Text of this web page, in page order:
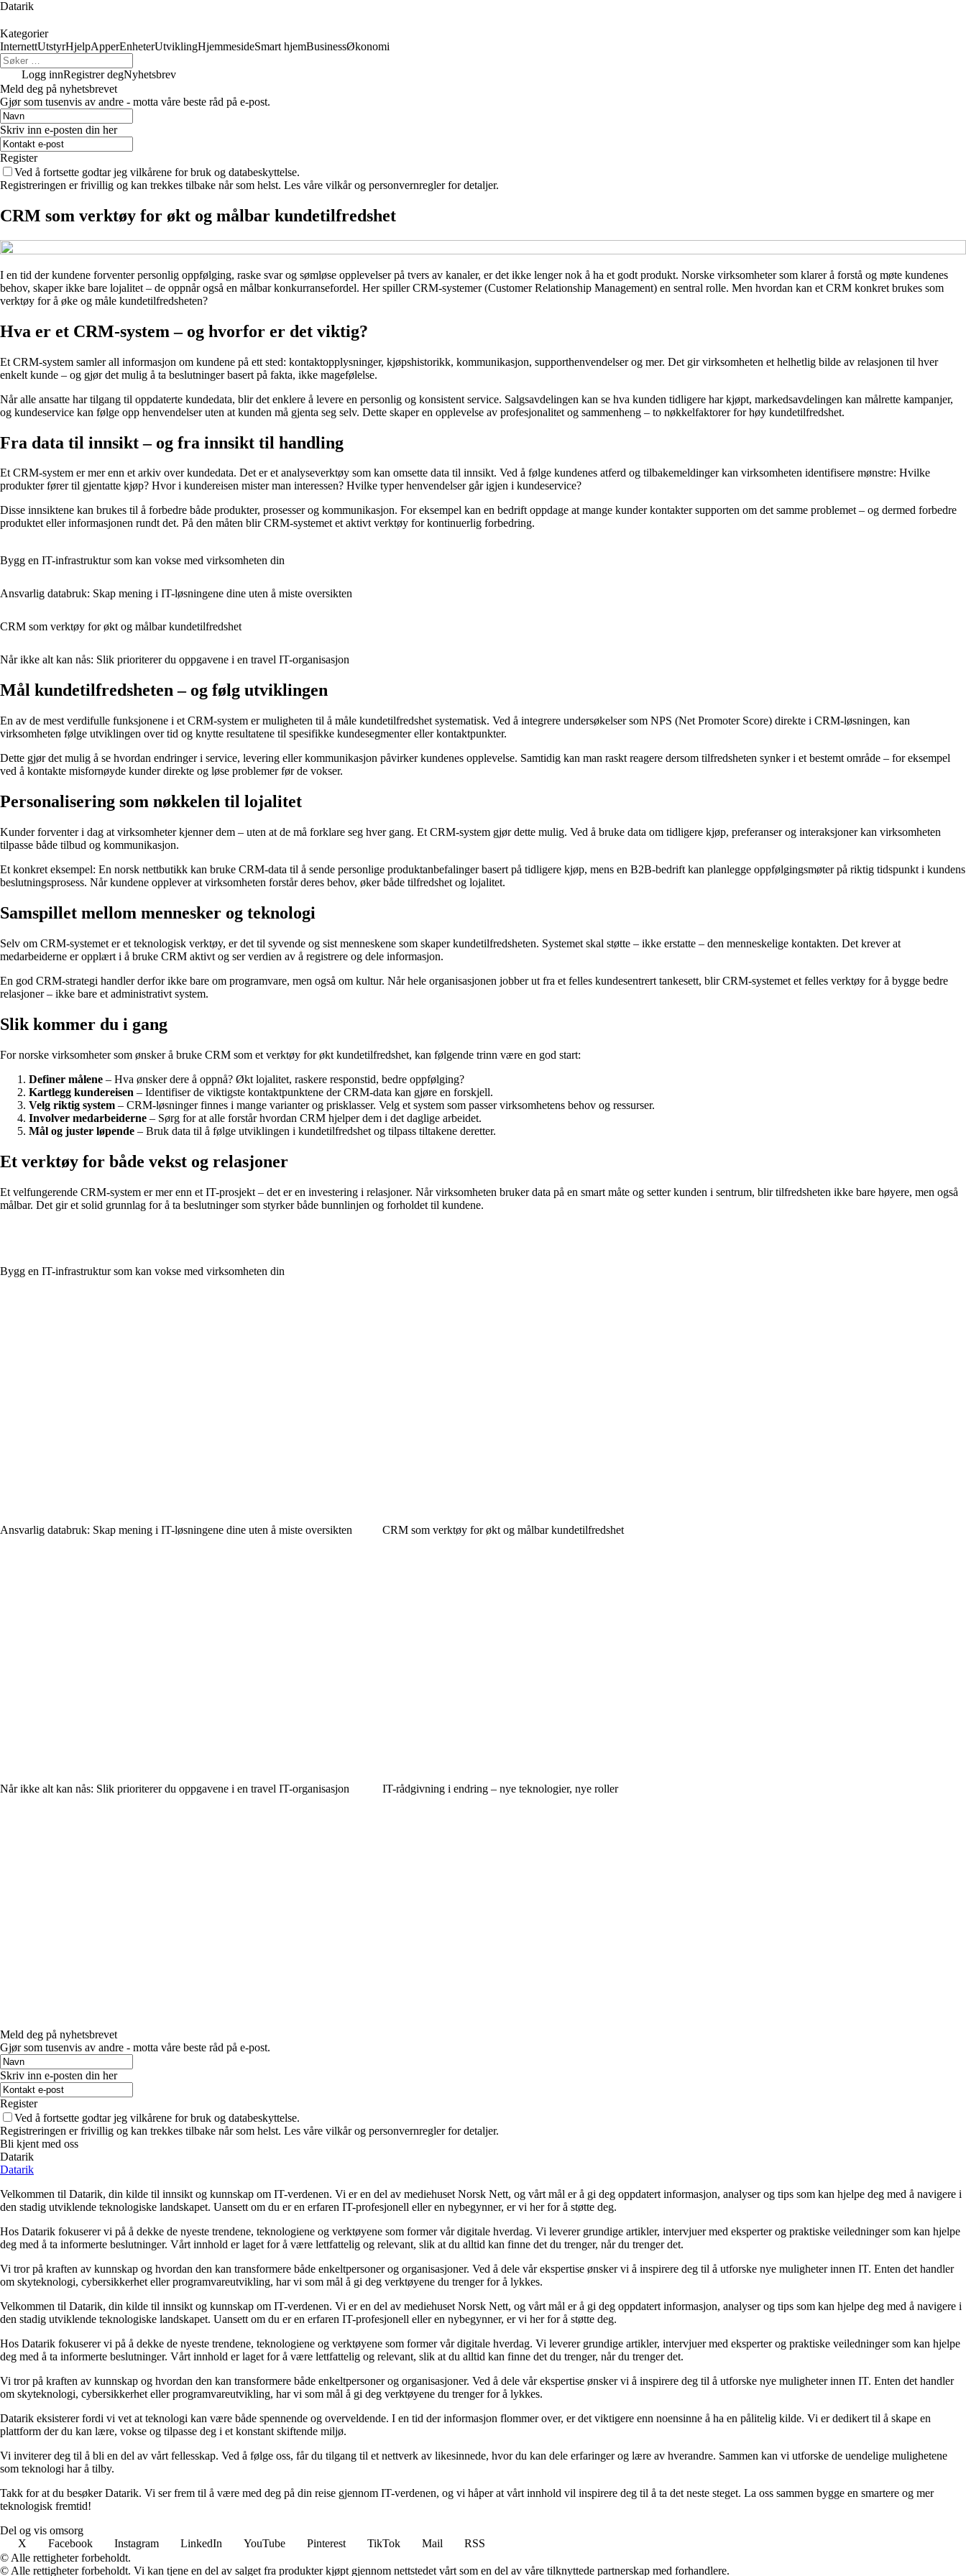
Datarik
Kategorier
InternettUtstyrHjelpApperEnheterUtviklingHjemmesideSmart hjemBusinessØkonomi
Logg innRegistrer degNyhetsbrev
Meld deg på nyhetsbrevet
Gjør som tusenvis av andre - motta våre beste råd på e-post.
Skriv inn e-posten din her
Register
Ved å fortsette godtar jeg vilkårene for bruk og databeskyttelse.
Registreringen er frivillig og kan trekkes tilbake når som helst. Les våre vilkår og personvernregler for detaljer.
CRM som verktøy for økt og målbar kundetilfredshet
I en tid der kundene forventer personlig oppfølging, raske svar og sømløse opplevelser på tvers av kanaler, er det ikke lenger nok å ha et godt produkt. Norske virksomheter som klarer å forstå og møte kundenes
behov, skaper ikke bare lojalitet – de oppnår også en målbar konkurransefordel. Her spiller CRM-systemer (Customer Relationship Management) en sentral rolle. Men hvordan kan et CRM konkret brukes som
verktøy for å øke og måle kundetilfredsheten?
Hva er et CRM-system – og hvorfor er det viktig?
Et CRM-system samler all informasjon om kundene på ett sted: kontaktopplysninger, kjøpshistorikk, kommunikasjon, supporthenvendelser og mer. Det gir virksomheten et helhetlig bilde av relasjonen til hver
enkelt kunde – og gjør det mulig å ta beslutninger basert på fakta, ikke magefølelse.
Når alle ansatte har tilgang til oppdaterte kundedata, blir det enklere å levere en personlig og konsistent service. Salgsavdelingen kan se hva kunden tidligere har kjøpt, markedsavdelingen kan målrette kampanjer,
og kundeservice kan følge opp henvendelser uten at kunden må gjenta seg selv. Dette skaper en opplevelse av profesjonalitet og sammenheng – to nøkkelfaktorer for høy kundetilfredshet.
Fra data til innsikt – og fra innsikt til handling
Et CRM-system er mer enn et arkiv over kundedata. Det er et analyseverktøy som kan omsette data til innsikt. Ved å følge kundenes atferd og tilbakemeldinger kan virksomheten identifisere mønstre: Hvilke
produkter fører til gjentatte kjøp? Hvor i kundereisen mister man interessen? Hvilke typer henvendelser går igjen i kundeservice?
Disse innsiktene kan brukes til å forbedre både produkter, prosesser og kommunikasjon. For eksempel kan en bedrift oppdage at mange kunder kontakter supporten om det samme problemet – og dermed forbedre
produktet eller informasjonen rundt det. På den måten blir CRM-systemet et aktivt verktøy for kontinuerlig forbedring.
Bygg en IT-infrastruktur som kan vokse med virksomheten din
Ansvarlig databruk: Skap mening i IT-løsningene dine uten å miste oversikten
CRM som verktøy for økt og målbar kundetilfredshet
Når ikke alt kan nås: Slik prioriterer du oppgavene i en travel IT-organisasjon
Mål kundetilfredsheten – og følg utviklingen
En av de mest verdifulle funksjonene i et CRM-system er muligheten til å måle kundetilfredshet systematisk. Ved å integrere undersøkelser som NPS (Net Promoter Score) direkte i CRM-løsningen, kan
virksomheten følge utviklingen over tid og knytte resultatene til spesifikke kundesegmenter eller kontaktpunkter.
Dette gjør det mulig å se hvordan endringer i service, levering eller kommunikasjon påvirker kundenes opplevelse. Samtidig kan man raskt reagere dersom tilfredsheten synker i et bestemt område – for eksempel
ved å kontakte misfornøyde kunder direkte og løse problemer før de vokser.
Personalisering som nøkkelen til lojalitet
Kunder forventer i dag at virksomheter kjenner dem – uten at de må forklare seg hver gang. Et CRM-system gjør dette mulig. Ved å bruke data om tidligere kjøp, preferanser og interaksjoner kan virksomheten
tilpasse både tilbud og kommunikasjon.
Et konkret eksempel: En norsk nettbutikk kan bruke CRM-data til å sende personlige produktanbefalinger basert på tidligere kjøp, mens en B2B-bedrift kan planlegge oppfølgingsmøter på riktig tidspunkt i kundens
beslutningsprosess. Når kundene opplever at virksomheten forstår deres behov, øker både tilfredshet og lojalitet.
Samspillet mellom mennesker og teknologi
Selv om CRM-systemet er et teknologisk verktøy, er det til syvende og sist menneskene som skaper kundetilfredsheten. Systemet skal støtte – ikke erstatte – den menneskelige kontakten. Det krever at
medarbeiderne er opplært i å bruke CRM aktivt og ser verdien av å registrere og dele informasjon.
En god CRM-strategi handler derfor ikke bare om programvare, men også om kultur. Når hele organisasjonen jobber ut fra et felles kundesentrert tankesett, blir CRM-systemet et felles verktøy for å bygge bedre
relasjoner – ikke bare et administrativt system.
Slik kommer du i gang
For norske virksomheter som ønsker å bruke CRM som et verktøy for økt kundetilfredshet, kan følgende trinn være en god start:
Definer målene – Hva ønsker dere å oppnå? Økt lojalitet, raskere responstid, bedre oppfølging?
Kartlegg kundereisen – Identifiser de viktigste kontaktpunktene der CRM-data kan gjøre en forskjell.
Velg riktig system – CRM-løsninger finnes i mange varianter og prisklasser. Velg et system som passer virksomhetens behov og ressurser.
Involver medarbeiderne – Sørg for at alle forstår hvordan CRM hjelper dem i det daglige arbeidet.
Mål og juster løpende – Bruk data til å følge utviklingen i kundetilfredshet og tilpass tiltakene deretter.
Et verktøy for både vekst og relasjoner
Et velfungerende CRM-system er mer enn et IT-prosjekt – det er en investering i relasjoner. Når virksomheten bruker data på en smart måte og setter kunden i sentrum, blir tilfredsheten ikke bare høyere, men også
målbar. Det gir et solid grunnlag for å ta beslutninger som styrker både bunnlinjen og forholdet til kundene.
Bygg en IT-infrastruktur som kan vokse med virksomheten din
Ansvarlig databruk: Skap mening i IT-løsningene dine uten å miste oversikten CRM som verktøy for økt og målbar kundetilfredshet
Når ikke alt kan nås: Slik prioriterer du oppgavene i en travel IT-organisasjon IT-rådgivning i endring – nye teknologier, nye roller
Meld deg på nyhetsbrevet
Gjør som tusenvis av andre - motta våre beste råd på e-post.
Skriv inn e-posten din her
Register
Ved å fortsette godtar jeg vilkårene for bruk og databeskyttelse.
Registreringen er frivillig og kan trekkes tilbake når som helst. Les våre vilkår og personvernregler for detaljer.
Bli kjent med oss
Datarik
Datarik
Velkommen til Datarik, din kilde til innsikt og kunnskap om IT-verdenen. Vi er en del av mediehuset Norsk Nett, og vårt mål er å gi deg oppdatert informasjon, analyser og tips som kan hjelpe deg med å navigere i
den stadig utviklende teknologiske landskapet. Uansett om du er en erfaren IT-profesjonell eller en nybegynner, er vi her for å støtte deg.
Hos Datarik fokuserer vi på å dekke de nyeste trendene, teknologiene og verktøyene som former vår digitale hverdag. Vi leverer grundige artikler, intervjuer med eksperter og praktiske veiledninger som kan hjelpe
deg med å ta informerte beslutninger. Vårt innhold er laget for å være lettfattelig og relevant, slik at du alltid kan finne det du trenger, når du trenger det.
Vi tror på kraften av kunnskap og hvordan den kan transformere både enkeltpersoner og organisasjoner. Ved å dele vår ekspertise ønsker vi å inspirere deg til å utforske nye muligheter innen IT. Enten det handler
om skyteknologi, cybersikkerhet eller programvareutvikling, har vi som mål å gi deg verktøyene du trenger for å lykkes.
Velkommen til Datarik, din kilde til innsikt og kunnskap om IT-verdenen. Vi er en del av mediehuset Norsk Nett, og vårt mål er å gi deg oppdatert informasjon, analyser og tips som kan hjelpe deg med å navigere i
den stadig utviklende teknologiske landskapet. Uansett om du er en erfaren IT-profesjonell eller en nybegynner, er vi her for å støtte deg.
Hos Datarik fokuserer vi på å dekke de nyeste trendene, teknologiene og verktøyene som former vår digitale hverdag. Vi leverer grundige artikler, intervjuer med eksperter og praktiske veiledninger som kan hjelpe
deg med å ta informerte beslutninger. Vårt innhold er laget for å være lettfattelig og relevant, slik at du alltid kan finne det du trenger, når du trenger det.
Vi tror på kraften av kunnskap og hvordan den kan transformere både enkeltpersoner og organisasjoner. Ved å dele vår ekspertise ønsker vi å inspirere deg til å utforske nye muligheter innen IT. Enten det handler
om skyteknologi, cybersikkerhet eller programvareutvikling, har vi som mål å gi deg verktøyene du trenger for å lykkes.
Datarik eksisterer fordi vi vet at teknologi kan være både spennende og overveldende. I en tid der informasjon flommer over, er det viktigere enn noensinne å ha en pålitelig kilde. Vi er dedikert til å skape en
plattform der du kan lære, vokse og tilpasse deg i et konstant skiftende miljø.
Vi inviterer deg til å bli en del av vårt fellesskap. Ved å følge oss, får du tilgang til et nettverk av likesinnede, hvor du kan dele erfaringer og lære av hverandre. Sammen kan vi utforske de uendelige mulighetene
som teknologi har å tilby.
Takk for at du besøker Datarik. Vi ser frem til å være med deg på din reise gjennom IT-verdenen, og vi håper at vårt innhold vil inspirere deg til å ta det neste steget. La oss sammen bygge en smartere og mer
teknologisk fremtid!
Del og vis omsorg
X
Facebook Instagram LinkedIn YouTube Pinterest TikTok Mail
RSS
© Alle rettigheter forbeholdt.
© Alle rettigheter forbeholdt. Vi kan tjene en del av salget fra produkter kjøpt gjennom nettstedet vårt som en del av våre tilknyttede partnerskap med forhandlere.